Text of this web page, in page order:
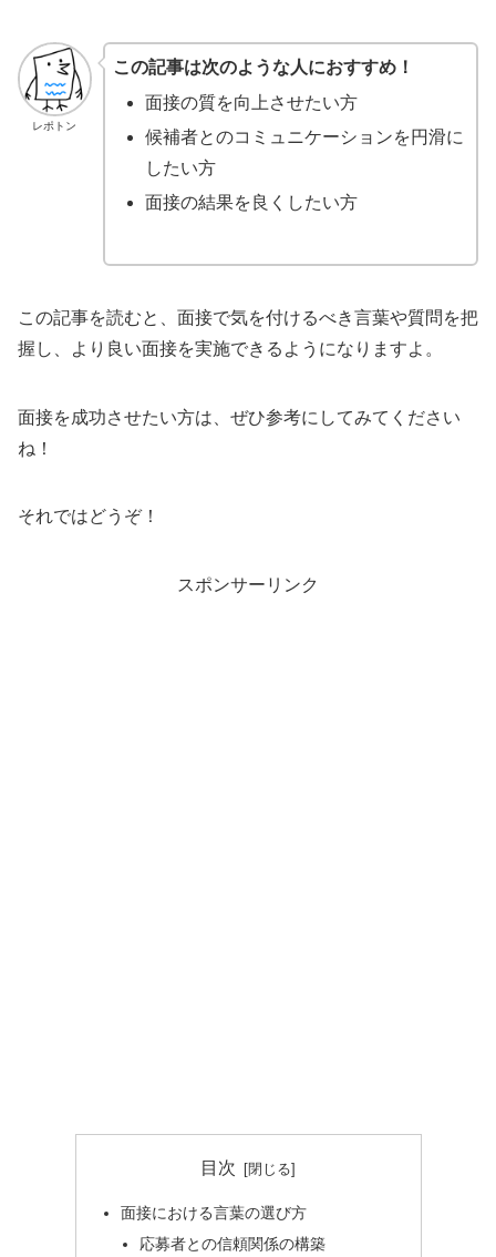
レポトン
この記事は次のような人におすすめ！
面接の質を向上させたい方
候補者とのコミュニケーションを円滑に
したい方
面接の結果を良くしたい方
この記事を読むと、面接で気を付けるべき言葉や質問を把
握し、より良い面接を実施できるようになりますよ。
面接を成功させたい方は、ぜひ参考にしてみてください
ね！
それではどうぞ！
スポンサーリンク
目次
面接における言葉の選び方
応募者との信頼関係の構築